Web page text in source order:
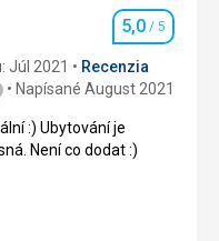
Hodnotenie
5,0 / 5
Júl 2021
Recenzia
Napísané August 2021
:) Ubytování je
Není co dodat :)
:) Ubytování je